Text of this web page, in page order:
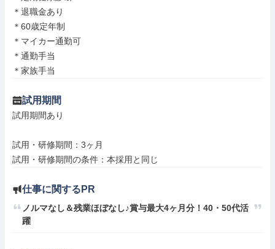
＊退職金あり
＊60歳定年制
＊マイカー通勤可
＊通勤手当
＊家族手当
試用期間
試用期間あり
試用・研修期間：3ヶ月
仕事に関するPR
ノルマなし＆残業ほぼなし♪賞与最大4ヶ月分！40・50代活
躍